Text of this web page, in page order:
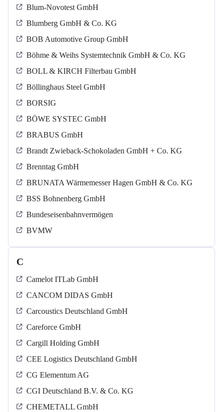
Blum-Novotest GmbH
Blumberg GmbH & Co. KG
BOB Automotive Group GmbH
Böhme & Weihs Systemtechnik GmbH & Co. KG
BOLL & KIRCH Filterbau GmbH
Böllinghaus Steel GmbH
BORSIG
BÖWE SYSTEC GmbH
BRABUS GmbH
Brandt Zwieback-Schokoladen GmbH + Co. KG
Brenntag GmbH
BRUNATA Wärmemesser Hagen GmbH & Co. KG
BSS Bohnenberg GmbH
Bundeseisenbahnvermögen
BVMW
C
Camelot ITLab GmbH
CANCOM DIDAS GmbH
Carcoustics Deutschland GmbH
Careforce GmbH
Cargill Holding GmbH
CEE Logistics Deutschland GmbH
CG Elementum AG
CGI Deutschland B.V. & Co. KG
CHEMETALL GmbH